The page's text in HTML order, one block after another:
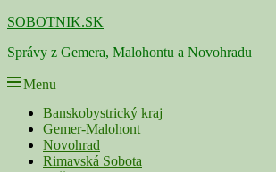
Skip
content
SOBOTNIK.SK
Správy z Gemera, Malohontu a Novohradu
Menu
Primárne
menu
Banskobystrický kraj
Gemer-Malohont
Novohrad
Rimavská Sobota